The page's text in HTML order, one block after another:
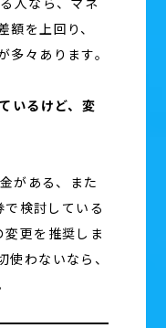
を上回り、
多々あります。
いるけど、変
がある、また
検討している
更を推奨しま
わないなら、